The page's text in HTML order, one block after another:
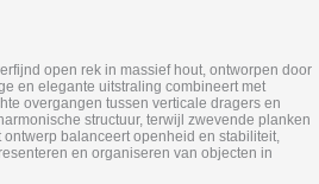
open rek in massief hout, ontworpen door
en elegante uitstraling combineert met
overgangen tussen verticale dragers en
structuur, terwijl zwevende planken
balanceert openheid en stabiliteit,
en organiseren van objecten in